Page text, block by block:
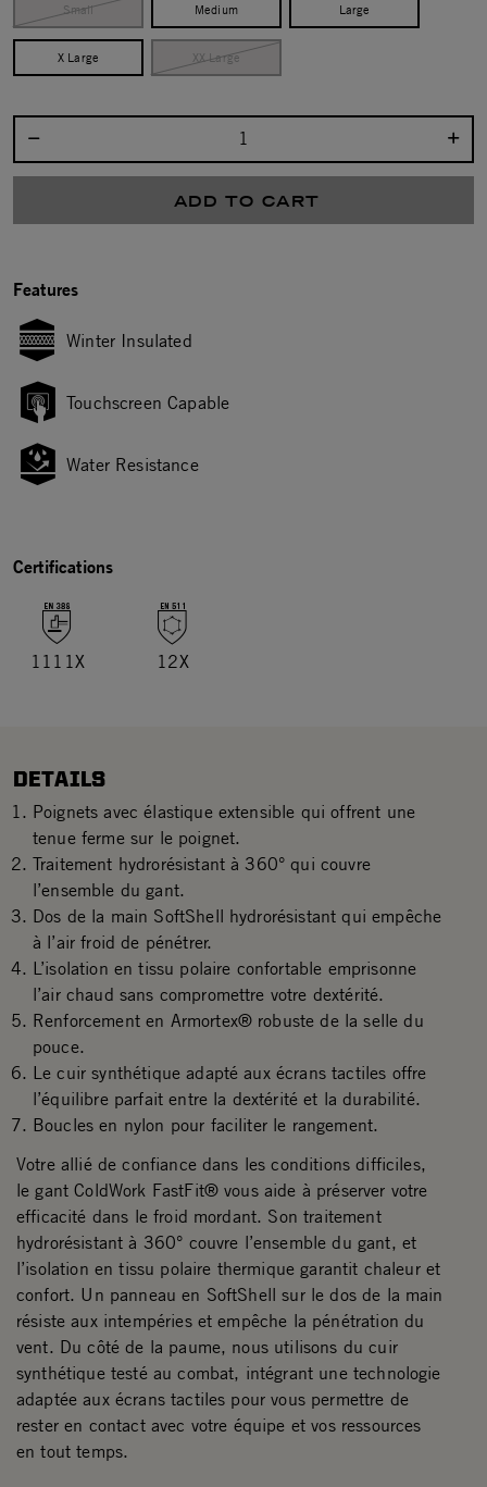
Small Medium Large
X Large XX Large
ADD TO CART
Features
Winter Insulated
Touchscreen Capable
Water Resistance
Certifications
1111X 12X
DETAILS
Poignets avec élastique extensible qui offrent une
tenue ferme sur le poignet.
Traitement hydrorésistant à 360° qui couvre
l’ensemble du gant.
Dos de la main SoftShell hydrorésistant qui empêche
à l’air froid de pénétrer.
L’isolation en tissu polaire confortable emprisonne
l’air chaud sans compromettre votre dextérité.
Renforcement en Armortex® robuste de la selle du
pouce.
Le cuir synthétique adapté aux écrans tactiles offre
l’équilibre parfait entre la dextérité et la durabilité.
Boucles en nylon pour faciliter le rangement.
Votre allié de confiance dans les conditions difficiles,
le gant ColdWork FastFit® vous aide à préserver votre
efficacité dans le froid mordant. Son traitement
hydrorésistant à 360° couvre l’ensemble du gant, et
l’isolation en tissu polaire thermique garantit chaleur et
confort. Un panneau en SoftShell sur le dos de la main
résiste aux intempéries et empêche la pénétration du
vent. Du côté de la paume, nous utilisons du cuir
synthétique testé au combat, intégrant une technologie
adaptée aux écrans tactiles pour vous permettre de
rester en contact avec votre équipe et vos ressources
en tout temps.